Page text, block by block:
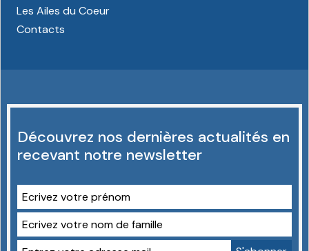
Les Ailes du Coeur
Contacts
Découvrez nos dernières actualités en
recevant notre newsletter